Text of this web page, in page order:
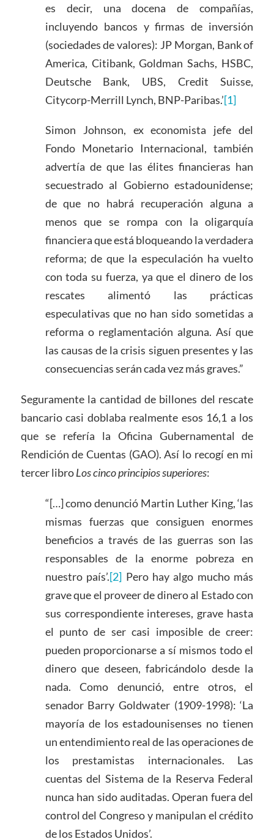
es decir, una docena de compañías,
incluyendo bancos y firmas de inversión
(sociedades de valores): JP Morgan, Bank of
America, Citibank, Goldman Sachs, HSBC,
Deutsche Bank, UBS, Credit Suisse,
Citycorp-Merrill Lynch, BNP-Paribas.’[1]
Simon Johnson, ex economista jefe del
Fondo Monetario Internacional, también
advertía de que las élites financieras han
secuestrado al Gobierno estadounidense;
de que no habrá recuperación alguna a
menos que se rompa con la oligarquía
financiera que está bloqueando la verdadera
reforma; de que la especulación ha vuelto
con toda su fuerza, ya que el dinero de los
rescates alimentó las prácticas
especulativas que no han sido sometidas a
reforma o reglamentación alguna. Así que
las causas de la crisis siguen presentes y las
consecuencias serán cada vez más graves.”
Seguramente la cantidad de billones del rescate
bancario casi doblaba realmente esos 16,1 a los
que se refería la Oficina Gubernamental de
Rendición de Cuentas (GAO). Así lo recogí en mi
tercer libroLos cinco principios superiores:
“[…] como denunció Martin Luther King, ‘las
mismas fuerzas que consiguen enormes
beneficios a través de las guerras son las
responsables de la enorme pobreza en
nuestro país’.[2] Pero hay algo mucho más
grave que el proveer de dinero al Estado con
sus correspondiente intereses, grave hasta
el punto de ser casi imposible de creer:
pueden proporcionarse a sí mismos todo el
dinero que deseen, fabricándolo desde la
nada. Como denunció, entre otros, el
senador Barry Goldwater (1909-1998): ‘La
mayoría de los estadounisenses no tienen
un entendimiento real de las operaciones de
los prestamistas internacionales. Las
cuentas del Sistema de la Reserva Federal
nunca han sido auditadas. Operan fuera del
control del Congreso y manipulan el crédito
de los Estados Unidos’.